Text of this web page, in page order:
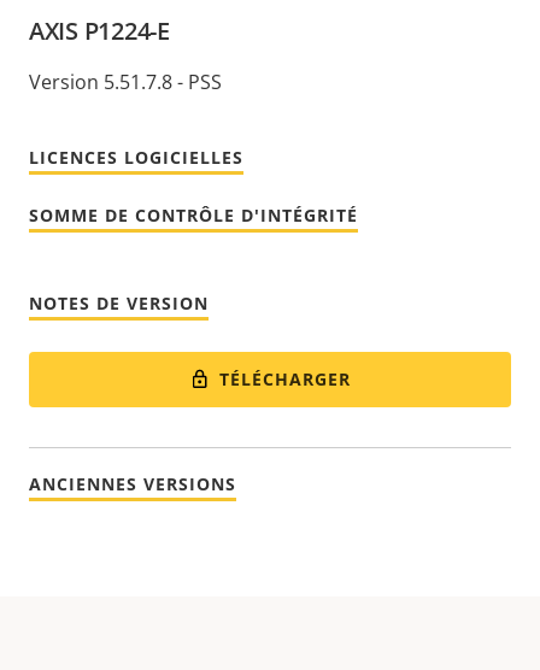
AXIS P1224-E
Version 5.51.7.8 - PSS
LICENCES LOGICIELLES
SOMME DE CONTRÔLE D'INTÉGRITÉ
NOTES DE VERSION
TÉLÉCHARGER
ANCIENNES VERSIONS